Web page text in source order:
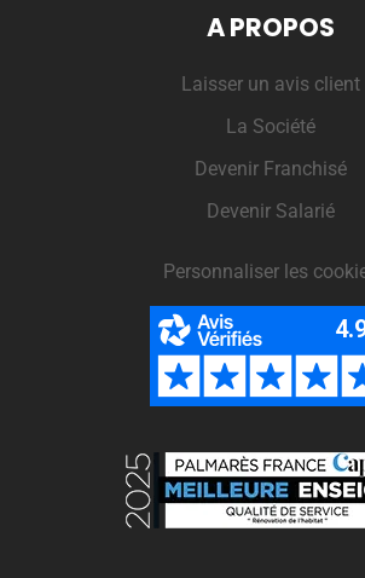
A PROPOS
Laisser un avis client
La Société
Devenir Franchisé
Devenir Salarié
Personnaliser les